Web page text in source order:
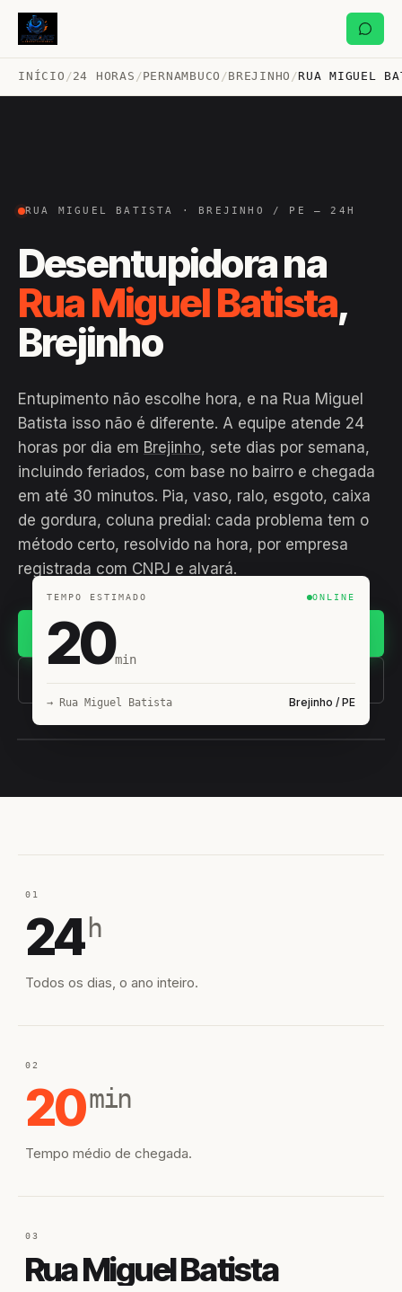
INÍCIO /24 HORAS /PERNAMBUCO /BREJINHO /RUA MIGUEL
RUA MIGUEL BATISTA · BREJINHO / PE — 24H
Desentupidora na
Rua Miguel Batista,
Brejinho
Entupimento não escolhe hora, e na Rua Miguel
Batista isso não é diferente. A equipe atende 24
horas por dia em Brejinho, sete dias por semana,
incluindo feriados, com base no bairro e chegada
em até 30 minutos. Pia, vaso, ralo, esgoto, caixa
de gordura, coluna predial: cada problema tem o
método certo, resolvido na hora, por empresa
registrada com CNPJ e alvará.
(11) 93407-8838
TEMPO ESTIMADO ONLINE
20min
→ Rua Miguel Batista Brejinho / PE
01
24 h
Todos os dias, o ano inteiro.
02
20min
Tempo médio de chegada.
03
Rua Miguel Batista